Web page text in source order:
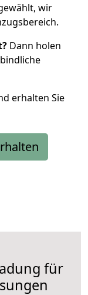
wir
Dann holen
erhalten Sie
für